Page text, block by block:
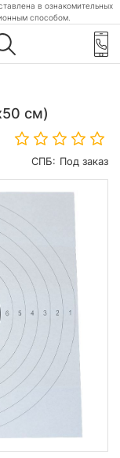
в ознакомительных
способом.
см)
СПБ: Под заказ